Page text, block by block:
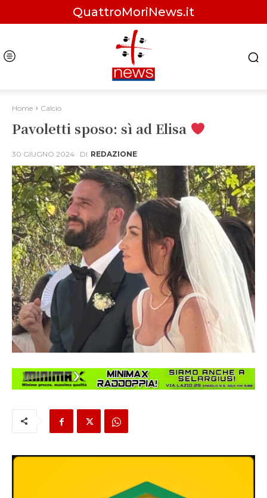
QuattroMoriNews.it
Home Calcio
Pavoletti sposo: sì ad Elisa
30 GIUGNO 2024 DI REDAZIONE